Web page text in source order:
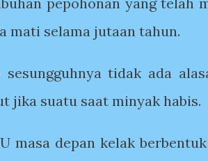
mati selama jutaan tahun.
sesungguhnya tidak ada
jika suatu saat minyak habis.
masa depan kelak